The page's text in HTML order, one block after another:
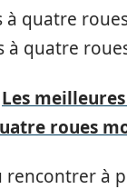
à quatre
à quatre
Les
roues
rencontrer à